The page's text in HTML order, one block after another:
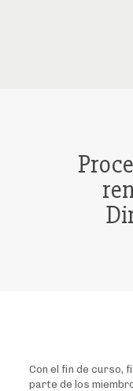
Con el fin de curso,
parte de los